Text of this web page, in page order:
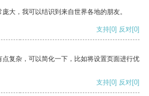
大，我可以结识到来自世界各地的朋友。
支持[0] 反对[0]
复杂，可以简化一下，比如将设置页面进行优
支持[0] 反对[0]